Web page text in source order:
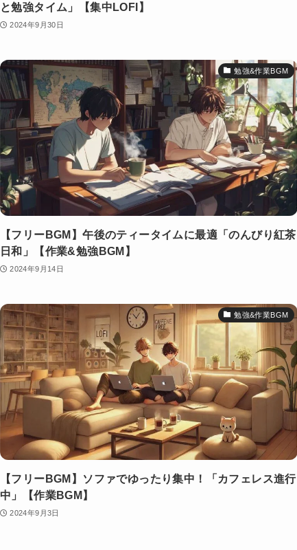
と勉強タイム」【集中LOFI】
2024年9月30日
勉強&作業BGM
【フリーBGM】午後のティータイムに最適「のんびり紅茶
日和」【作業&勉強BGM】
2024年9月14日
勉強&作業BGM
【フリーBGM】ソファでゆったり集中！「カフェレス進行
中」【作業BGM】
2024年9月3日